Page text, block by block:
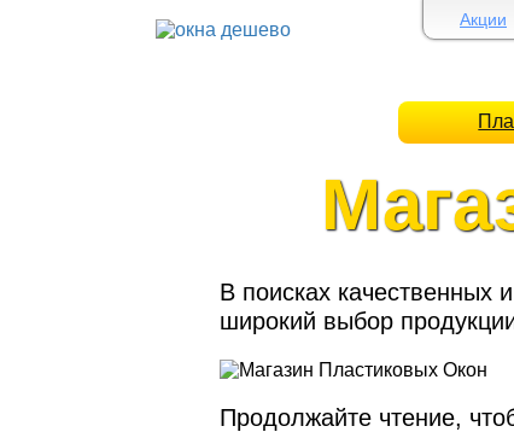
Акции
В поисках качественных
широкий выбор
Продолжайте чтение,